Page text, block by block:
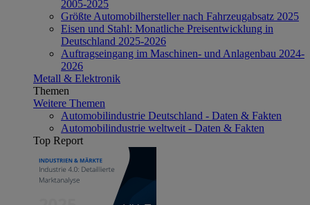
2005-2025
Größte Automobilhersteller nach Fahrzeugabsatz 2025
Eisen und Stahl: Monatliche Preisentwicklung in
Deutschland 2025-2026
Auftragseingang im Maschinen- und Anlagenbau 2024-
2026
Metall & Elektronik
Themen
Weitere Themen
Automobilindustrie Deutschland - Daten & Fakten
Automobilindustrie weltweit - Daten & Fakten
Top Report